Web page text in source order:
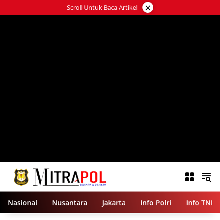
ke
Scroll Untuk Baca Artikel ×
Nasional Nusantara Jakarta Info Polri Info TNI